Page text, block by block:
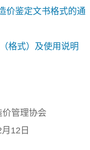
格式）及使用说明
造价管理协会
年2月12日